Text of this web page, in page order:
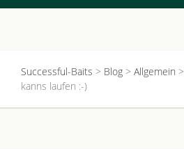
Successful-Baits > Blog > Allgemein >
kanns laufen :-)